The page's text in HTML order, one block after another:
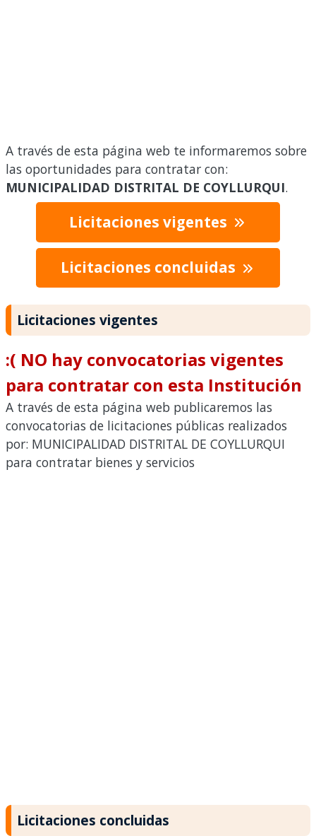
A través de esta página web te informaremos sobre
las oportunidades para contratar con:
MUNICIPALIDAD DISTRITAL DE COYLLURQUI.
Licitaciones vigentes
Licitaciones concluidas
Licitaciones vigentes
:( NO hay convocatorias vigentes
para contratar con esta Institución
A través de esta página web publicaremos las
convocatorias de licitaciones públicas realizados
por: MUNICIPALIDAD DISTRITAL DE COYLLURQUI
para contratar bienes y servicios
Licitaciones concluidas